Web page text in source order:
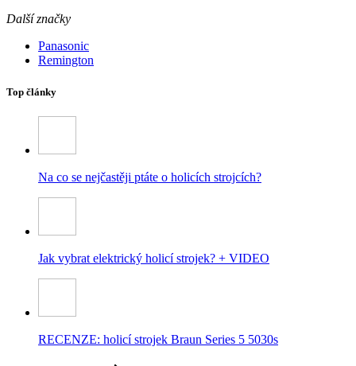
Další značky
Panasonic
Remington
Top články
Na co se nejčastěji ptáte o holicích strojcích?
Jak vybrat elektrický holicí strojek? + VIDEO
RECENZE: holicí strojek Braun Series 5 5030s